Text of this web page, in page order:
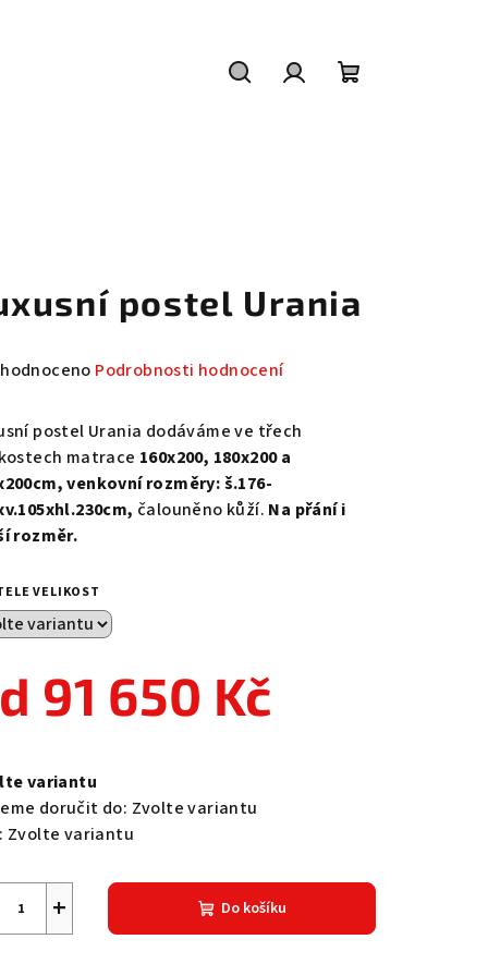
postel Urania
Podrobnosti hodnocení
postel Urania dodáváme ve třech
matrace 160x200, 180x200 a
venkovní rozměry: š.176-
čalouněno kůží. Na přání i
rozměr.
VELIKOST
91 650 Kč
variantu
doručit do: Zvolte variantu
Zvolte variantu
+ Do košíku